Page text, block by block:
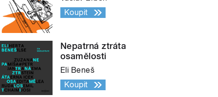
Koupit
Nepatrná ztráta
osamělosti
Eli Beneš
Koupit